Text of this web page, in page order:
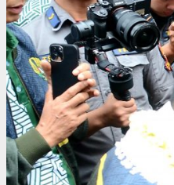
RADIO
TIDAR,
5
BESAR
NOMINASI
KATEGORI
PENYIARAN
TERBAIK
JAWA
TENGAH